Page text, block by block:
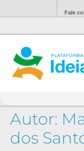
Fale
Autor:
dos